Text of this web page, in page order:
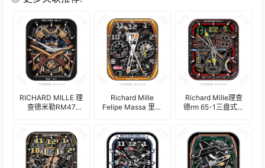
RICHARD MILLE 理
查德米勒RM47
Richard Mille
Felipe Massa 里查
表盘.clock
Richard Mille理查
德rm 65-1三盘式计